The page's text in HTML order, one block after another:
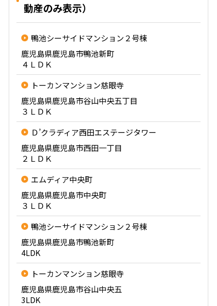
動産のみ表示）
鴨池シーサイドマンション２号棟
鹿児島県鹿児島市鴨池新町
４ＬＤＫ
トーカンマンション慈眼寺
鹿児島県鹿児島市谷山中央五丁目
３ＬＤＫ
Ｄ’クラディア西田エステージタワー
鹿児島県鹿児島市西田一丁目
２ＬＤＫ
エムディア中央町
鹿児島県鹿児島市中央町
３ＬＤＫ
鴨池シーサイドマンション２号棟
鹿児島県鹿児島市鴨池新町
4LDK
トーカンマンション慈眼寺
鹿児島県鹿児島市谷山中央五
3LDK